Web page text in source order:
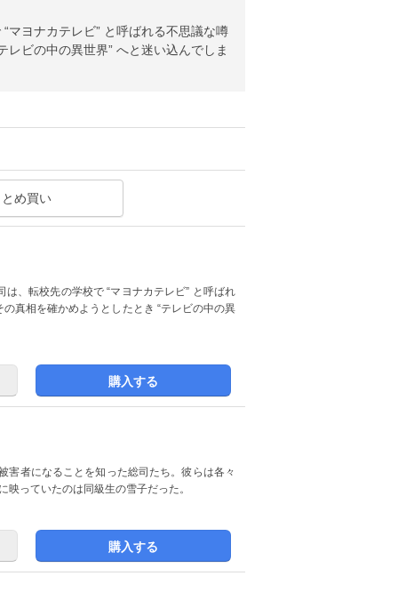
マヨナカテレビ” と呼ばれる不思議な噂
ビの中の異世界” へと迷い込んでしま
め買い
、転校先の学校で “マヨナカテレビ” と呼ばれ
真相を確かめようとしたとき “テレビの中の異
購入する
害者になることを知った総司たち。彼らは各々
っていたのは同級生の雪子だった。
購入する